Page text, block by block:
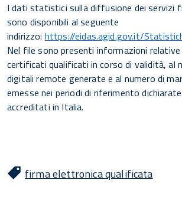
I dati statistici sulla diffusione dei servizi
sono disponibili al seguente
indirizzo: https://eidas.agid.gov.it/
Nel file sono presenti informazioni relative
certificati qualificati in corso di validità, al
digitali remote generate e al numero di
emesse nei periodi di riferimento
accreditati in Italia.
firma elettronica qualificata